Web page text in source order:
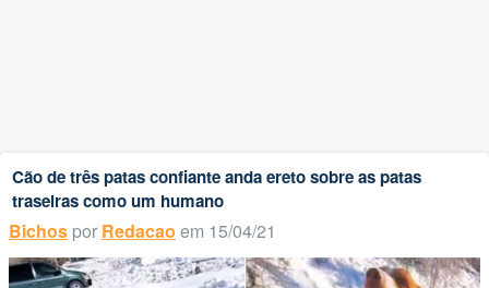
Cão de três patas confiante anda ereto sobre as patas
traseiras como um humano
Bichos por Redacao em 15/04/21